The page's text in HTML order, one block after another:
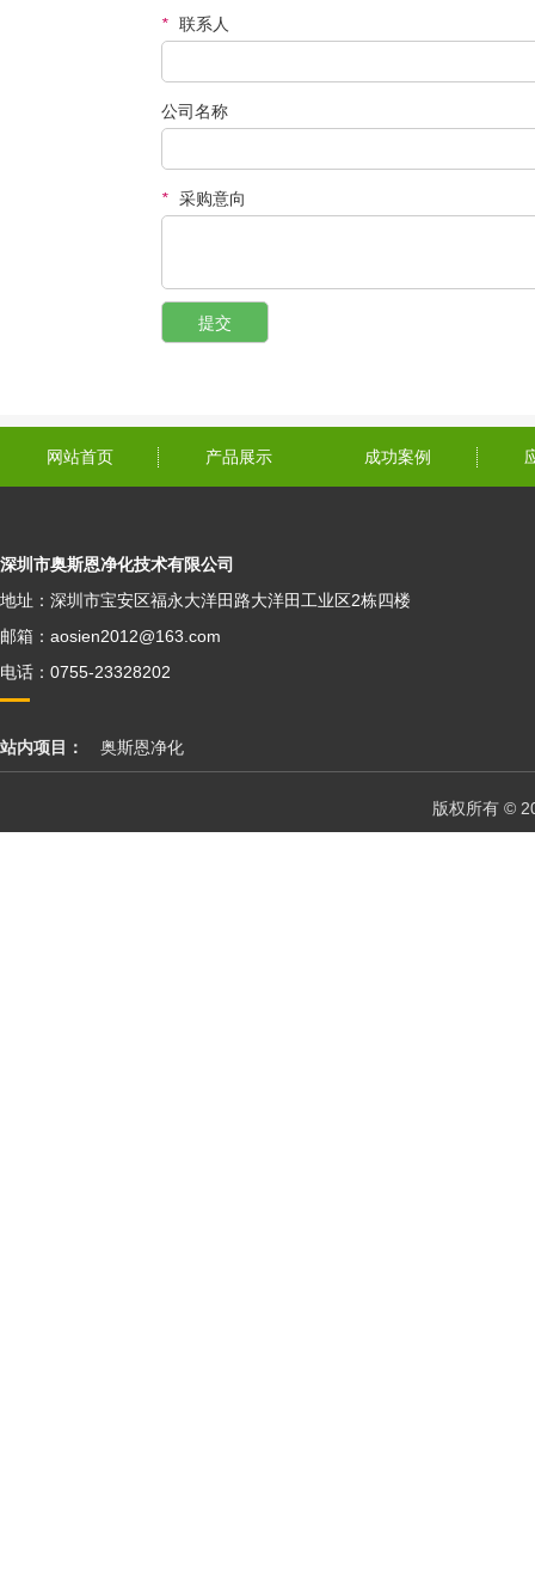
* 联系人
公司名称
* 采购意向
网站首页 产品展示 成功案例
深圳市奥斯恩净化技术有限公司
地址：深圳市宝安区福永大洋田路大洋田工业区2栋四楼
邮箱：aosien2012@163.com
电话：0755-23328202
站内项目： 奥斯恩净化
版权所有 ©